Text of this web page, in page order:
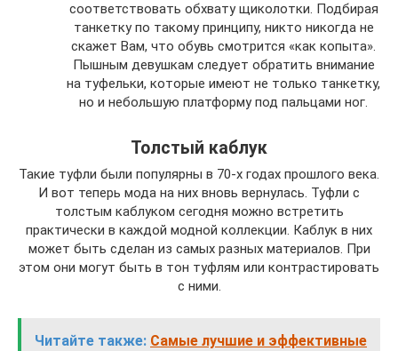
соответствовать обхвату щиколотки. Подбирая
танкетку по такому принципу, никто никогда не
скажет Вам, что обувь смотрится «как копыта».
Пышным девушкам следует обратить внимание
на туфельки, которые имеют не только танкетку,
но и небольшую платформу под пальцами ног.
Толстый каблук
Такие туфли были популярны в 70-х годах прошлого века.
И вот теперь мода на них вновь вернулась. Туфли с
толстым каблуком сегодня можно встретить
практически в каждой модной коллекции. Каблук в них
может быть сделан из самых разных материалов. При
этом они могут быть в тон туфлям или контрастировать
с ними.
Читайте также: Самые лучшие и эффективные